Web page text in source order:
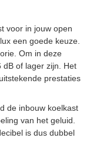
voor in jouw open
een goede keuze.
Om in deze
dB of lager zijn. Het
prestaties
de inbouw koelkast
van het geluid.
is dus dubbel